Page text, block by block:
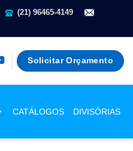
(21) 96465-4149
Solicitar Orçamento
CATÁLOGOS DIVISÓRIAS